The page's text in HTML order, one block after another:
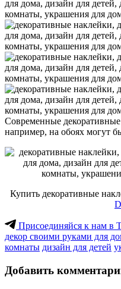
Современные декоративные
например, на обоях могут
Купить декоративные
Присоединяйся к нам в
декор своими руками для
комнаты дизайн для детей
Добавить